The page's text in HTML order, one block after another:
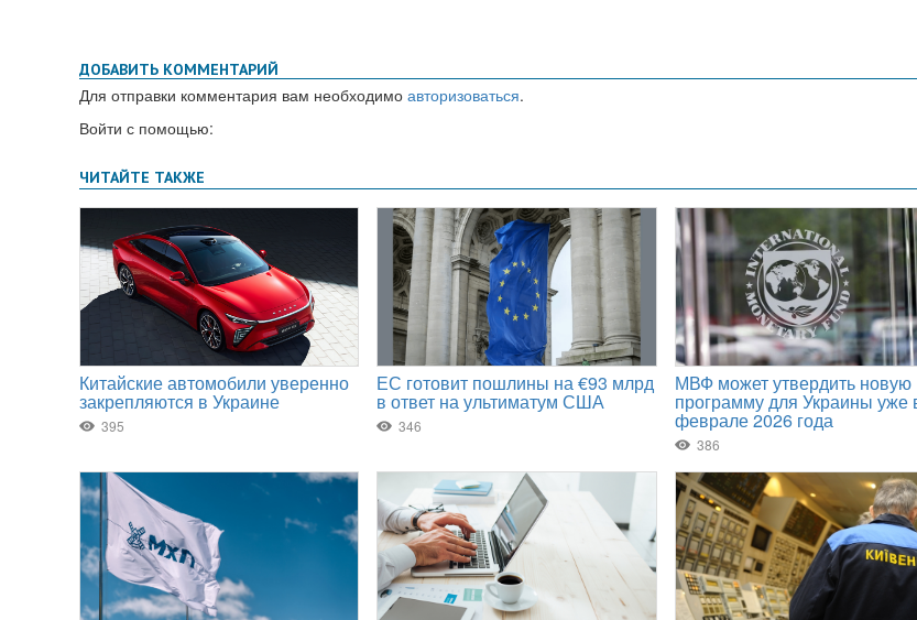
ДОБАВИТЬ КОММЕНТАРИЙ
Для отправки комментария вам необходимо авторизоваться.
Войти с помощью: